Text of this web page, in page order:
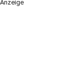
Anzeige